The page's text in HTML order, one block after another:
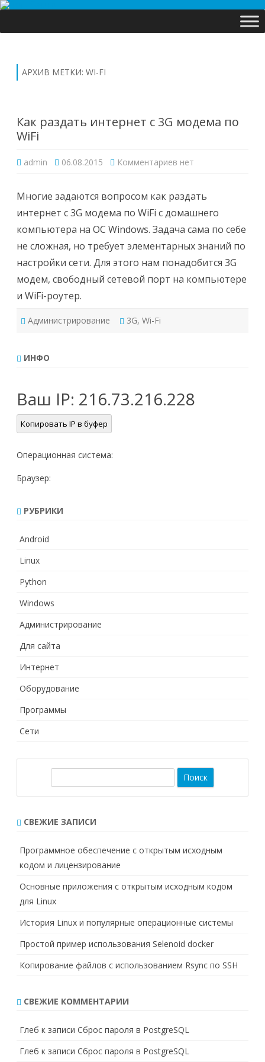
содержимому
АРХИВ МЕТКИ: WI-FI
Как раздать интернет с 3G модема по
WiFi
admin 06.08.2015 Комментариев к
интернет
с
3G
модема
по
WiFi
нет
Многие задаются вопросом как раздать
интернет с 3G модема по WiFi с домашнего
компьютера на ОС Windows. Задача сама по себе
не сложная, но требует элементарных знаний по
настройки сети. Для этого нам понадобится 3G
модем, свободный сетевой порт на компьютере
и WiFi-роутер.
Администрирование 3G, Wi-Fi
ИНФО
Ваш IP: 216.73.216.228
Копировать IP в буфер
Операционная система:
Браузер:
РУБРИКИ
Android
Linux
Python
Windows
Администрирование
Для сайта
Интернет
Оборудование
Программы
Сети
с СВЕЖИЕ ЗАПИСИ
Программное обеспечение с открытым исходным
кодом и лицензирование
Основные приложения с открытым исходным кодом
для Linux
История Linux и популярные операционные системы
Простой пример использования Selenoid docker
Копирование файлов с использованием Rsync по SSH
СВЕЖИЕ КОММЕНТАРИИ
Глеб к записи Сброс пароля в PostgreSQL
Глеб к записи Сброс пароля в PostgreSQL